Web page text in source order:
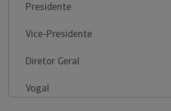
Presidente
Vice-Presidente
Diretor Geral
Vogal